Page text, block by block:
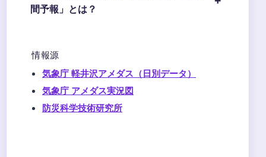
間予報」とは？
情報源
気象庁 軽井沢アメダス（日別データ）
気象庁 アメダス実況図
防災科学技術研究所